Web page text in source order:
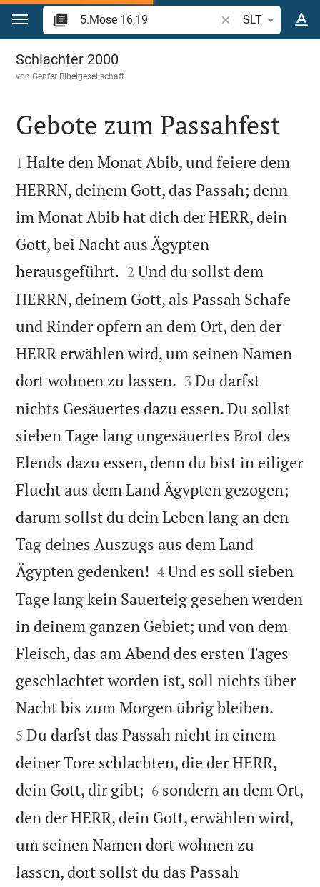
Zum Inhalt springen
Bibelstelle oder
SLT
5.Mose 16
Schlachter 2000
vonGenfer Bibelgesellschaft

Gebote zum Passahfest

1 Halte den Monat Abib, und feiere dem
HERRN, deinem Gott, das Passah; denn
im Monat Abib hat dich der HERR, dein
Gott, bei Nacht aus Ägypten
herausgeführt. 

2 Und du sollst dem
HERRN, deinem Gott, als Passah Schafe
und Rinder opfern an dem Ort, den der
HERR erwählen wird, um seinen Namen
dort wohnen zu lassen. 

3 Du darfst
nichts Gesäuertes dazu essen. Du sollst
sieben Tage lang ungesäuertes Brot des
Elends dazu essen, denn du bist in eiliger
Flucht aus dem Land Ägypten gezogen;
darum sollst du dein Leben lang an den
Tag deines Auszugs aus dem Land
Ägypten gedenken! 

4 Und es soll sieben
Tage lang kein Sauerteig gesehen werden
in deinem ganzen Gebiet; und von dem
Fleisch, das am Abend des ersten Tages
geschlachtet worden ist, soll nichts über
Nacht bis zum Morgen übrig bleiben.
5 Du darfst das Passah nicht in einem
deiner Tore schlachten, die der HERR,
dein Gott, dir gibt; 

6 sondern an dem Ort,
den der HERR, dein Gott, erwählen wird,
um seinen Namen dort wohnen zu
lassen, dort sollst du das Passah